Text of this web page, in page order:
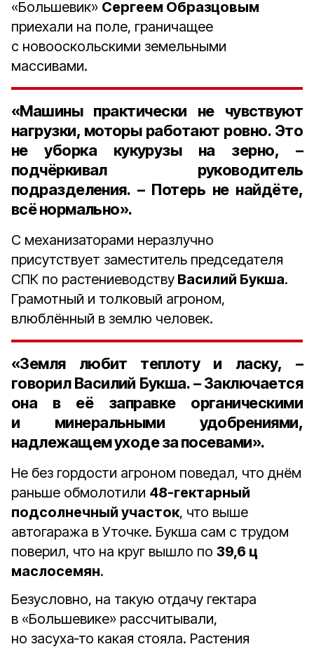
«Большевик» Сергеем Образцовым
приехали на поле, граничащее
с новооскольскими земельными
массивами.
«Машины практически не чувствуют
нагрузки, моторы работают ровно. Это
не уборка кукурузы на зерно, –
подчёркивал руководитель
подразделения. – Потерь не найдёте,
всё нормально».
С механизаторами неразлучно
присутствует заместитель председателя
СПК по растениеводству Василий Букша.
Грамотный и толковый агроном,
влюблённый в землю человек.
«Земля любит теплоту и ласку, –
говорил Василий Букша. – Заключается
она в её заправке органическими
и минеральными удобрениями,
надлежащем уходе за посевами».
Не без гордости агроном поведал, что днём
раньше обмолотили 48-гектарный
подсолнечный участок, что выше
автогаража в Уточке. Букша сам с трудом
поверил, что на круг вышло по 39,6 ц
маслосемян.
Безусловно, на такую отдачу гектара
в «Большевике» рассчитывали,
но засуха‑то какая стояла. Растения